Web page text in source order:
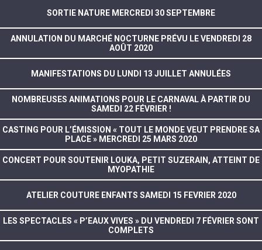
SORTIE NATURE MERCREDI 30 SEPTEMBRE
ANNULATION DU MARCHÉ NOCTURNE PRÉVU LE VENDREDI 28
AOÛT 2020
MANIFESTATIONS DU LUNDI 13 JUILLET ANNULÉES
NOMBREUSES ANIMATIONS POUR LE CARNAVAL À PARTIR DU
SAMEDI 22 FÉVRIER !
CASTING POUR L’ÉMISSION « TOUT LE MONDE VEUT PRENDRE SA
PLACE » MERCREDI 25 MARS 2020
CONCERT POUR SOUTENIR LOUKA, PETIT SUZERAIN, ATTEINT DE
MYOPATHIE
ATELIER COUTURE ENFANTS SAMEDI 15 FEVRIER 2020
LES SPECTACLES « P’EAUX VIVES » DU VENDREDI 7 FÉVRIER SONT
COMPLETS